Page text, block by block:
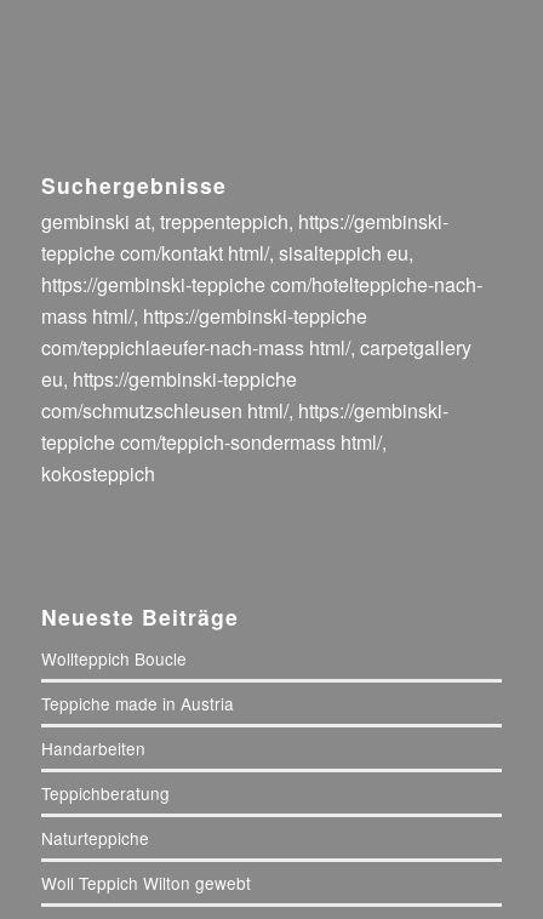
Suchergebnisse
gembinski at, treppenteppich, https://gembinski-
teppiche com/kontakt html/, sisalteppich eu,
https://gembinski-teppiche com/hotelteppiche-nach-
mass html/, https://gembinski-teppiche
com/teppichlaeufer-nach-mass html/, carpetgallery
eu, https://gembinski-teppiche
com/schmutzschleusen html/, https://gembinski-
teppiche com/teppich-sondermass html/,
kokosteppich
Neueste Beiträge
Wollteppich Boucle
Teppiche made in Austria
Handarbeiten
Teppichberatung
Naturteppiche
Woll Teppich Wilton gewebt